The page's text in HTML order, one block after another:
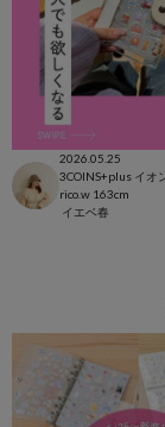
2026.05.25
rico.w 163cm
イエベ春